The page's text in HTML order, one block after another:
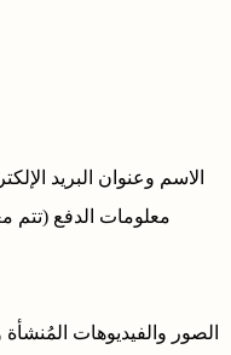
الاسم وعنوان البريد
معلومات الدفع (تتم
الصور والفيديوهات المُنشأة